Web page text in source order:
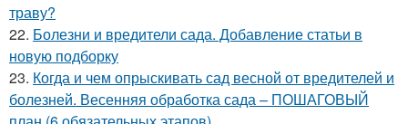
траву?
22. Болезни и вредители сада. Добавление статьи в
новую подборку
23. Когда и чем опрыскивать сад весной от вредителей и
болезней. Весенняя обработка сада – ПОШАГОВЫЙ